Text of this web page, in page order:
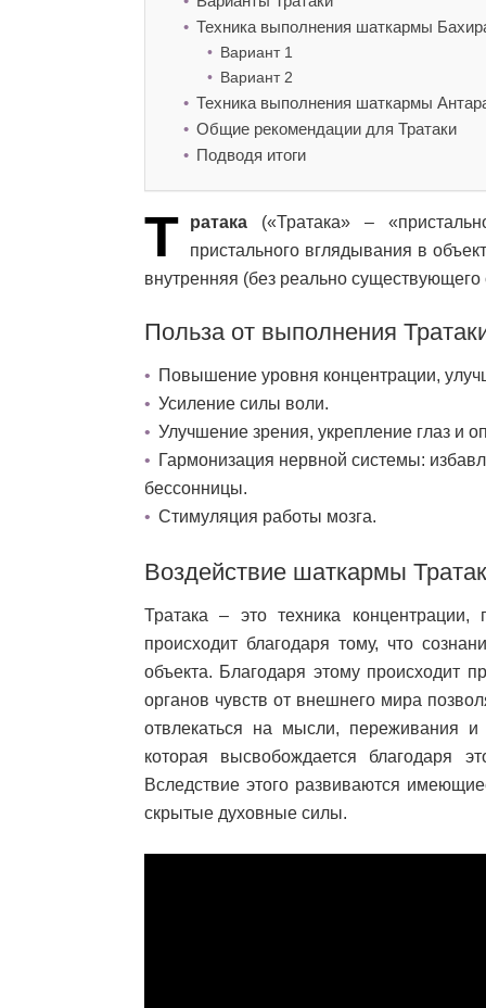
Техника выполнения шаткармы
Вариант 1
Вариант 2
Техника выполнения шаткармы
Общие рекомендации для Тратаки
Подводя итоги
Т ратака(«Тратака» –
пристального вглядывания в
внутренняя (без реально существующего
Польза от выполнения
Повышение уровня концентрации,
Усиление силы воли.
Улучшение зрения, укрепление глаз и
Гармонизация нервной системы:
бессонницы.
Стимуляция работы мозга.
Воздействие шаткармы
Тратака – это техника
происходит благодаря тому, что
объекта. Благодаря этому происходит
органов чувств от внешнего мира
отвлекаться на мысли, переживания
которая высвобождается благодаря
Вследствие этого развиваются
скрытые духовные силы.